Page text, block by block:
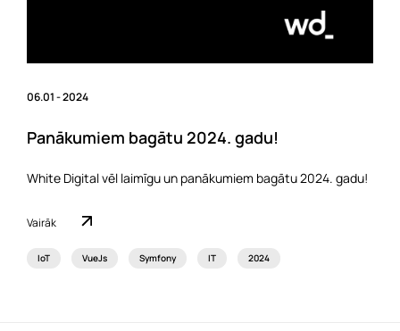
06.01 - 2024
Panākumiem bagātu 2024. gadu!
White Digital vēl laimīgu un panākumiem bagātu 2024. gadu!
Vairāk
IoT VueJs Symfony IT 2024